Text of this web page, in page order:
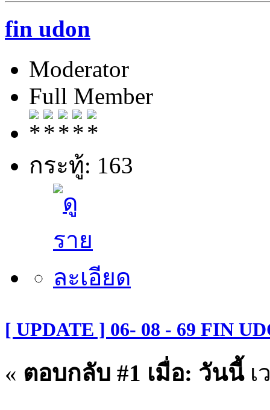
fin udon
Moderator
Full Member
กระทู้: 163
[ UPDATE ] 06- 08 - 69 FIN
« ตอบกลับ #1 เมื่อ: วันนี้เ